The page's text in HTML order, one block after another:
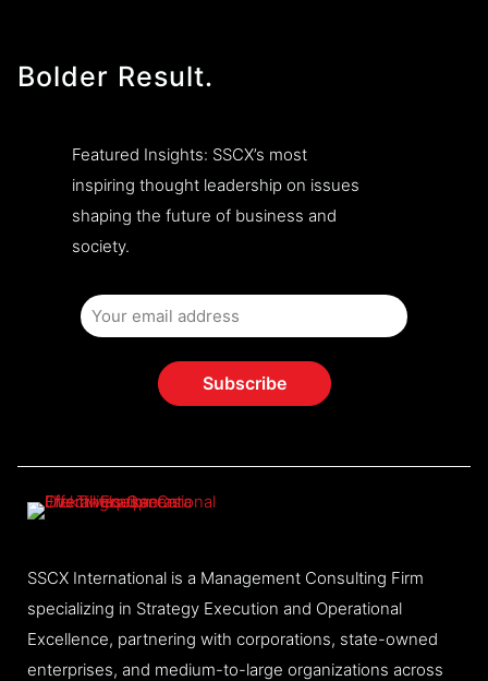
Bolder Result.
Featured Insights: SSCX’s most
inspiring thought leadership on issues
shaping the future of business and
society.
SSCX International is a Management Consulting Firm
specializing in Strategy Execution and Operational
Excellence, partnering with corporations, state-owned
enterprises, and medium-to-large organizations across